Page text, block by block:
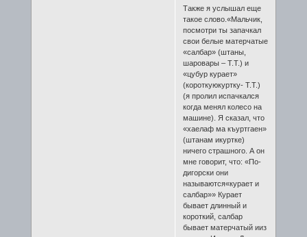
Также я услышал еще
такое слово.«Мальчик,
посмотри ты запачкал
свои белые матерчатые
«салбар» (штаны,
шаровары – Т.Т.) и
«цубур курает»
(короткуюкуртку- Т.Т.)
(я пролил испачкался
когда менял колесо на
машине). Я сказал, что
«хаелаф ма къуртгаен»
(штанам икуртке)
ничего страшного. А он
мне говорит, что: «По-
дигорски они
называются«курает и
салбар»» Курает
бывает длинный и
короткий, салбар
бывает матерчатый ииз